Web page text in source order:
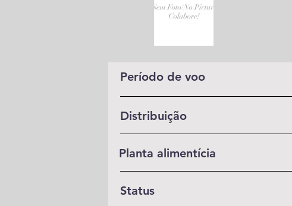
Período de voo
Distribuição
Planta alimentícia
Status